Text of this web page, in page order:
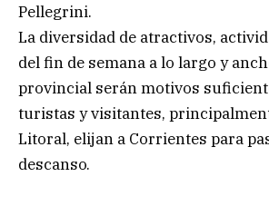
Pellegrini.
La diversidad de atractivos,
del fin de semana a lo largo y
provincial serán motivos
turistas y visitantes,
Litoral, elijan a Corrientes para
descanso.